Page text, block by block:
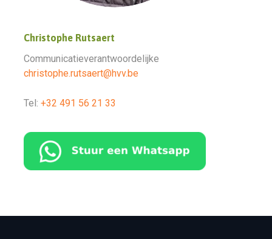
Christophe Rutsaert
Communicatieverantwoordelijke
christophe.rutsaert@hvv.be
Tel:+32 491 56 21 33